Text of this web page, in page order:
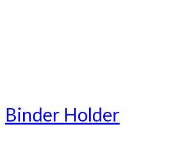
Binder Holder